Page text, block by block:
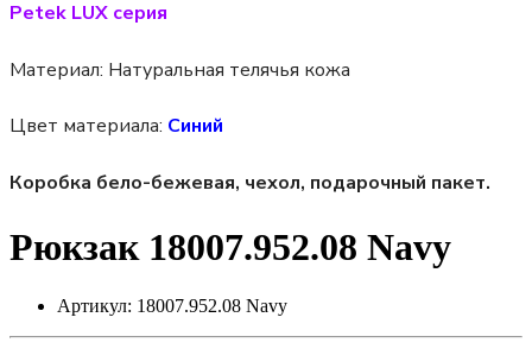
Petek LUX серия
Материал: Натуральная телячья кожа
Цвет материала: Синий
Коробка бело-бежевая, чехол, подарочный пакет.
Рюкзак 18007.952.08 Navy
Артикул: 18007.952.08 Navy